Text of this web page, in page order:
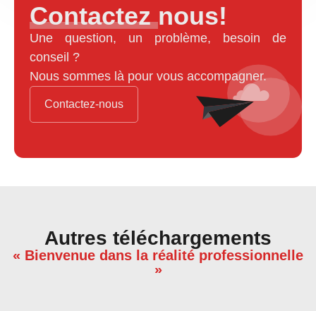
Contactez nous!
Une question, un problème, besoin de
conseil ?
Nous sommes là pour vous accompagner.
Contactez-nous
Autres téléchargements
« Bienvenue dans la réalité professionnelle
»